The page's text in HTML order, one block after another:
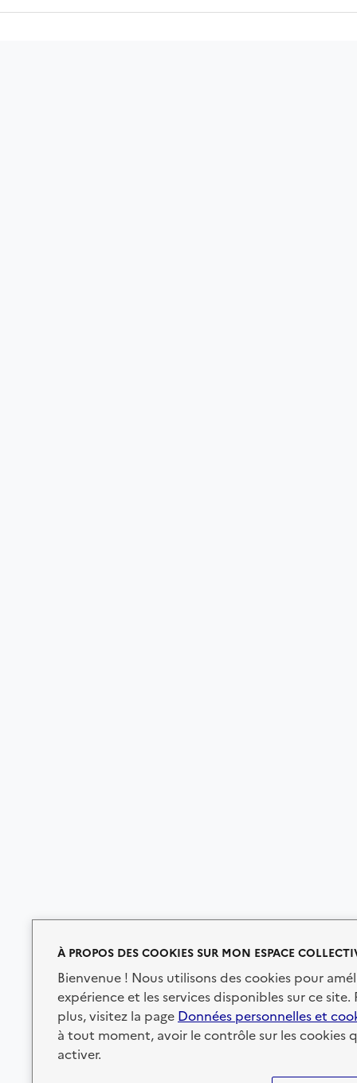
À PROPOS DES COOKIES SUR MON ESPACE
Bienvenue ! Nous utilisons des cookies pour
expérience et les services disponibles sur ce site.
plus, visitez la page Données personnelles et
à tout moment, avoir le contrôle sur les cookies
activer.